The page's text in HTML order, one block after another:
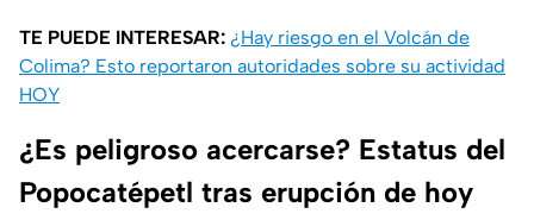
TE PUEDE INTERESAR: ¿Hay riesgo en el Volcán de
Colima? Esto reportaron autoridades sobre su actividad
HOY
¿Es peligroso acercarse? Estatus del
Popocatépetl tras erupción de hoy